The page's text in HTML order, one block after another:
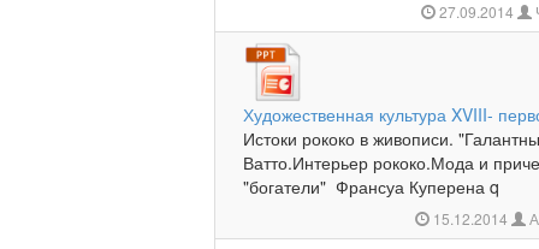
27.09.2014
Художественная культура XVIII-
Истоки рококо в живописи.
Ватто.Интерьер рококо.Мода и
"богатели" Франсуа Куперена q
15.12.2014